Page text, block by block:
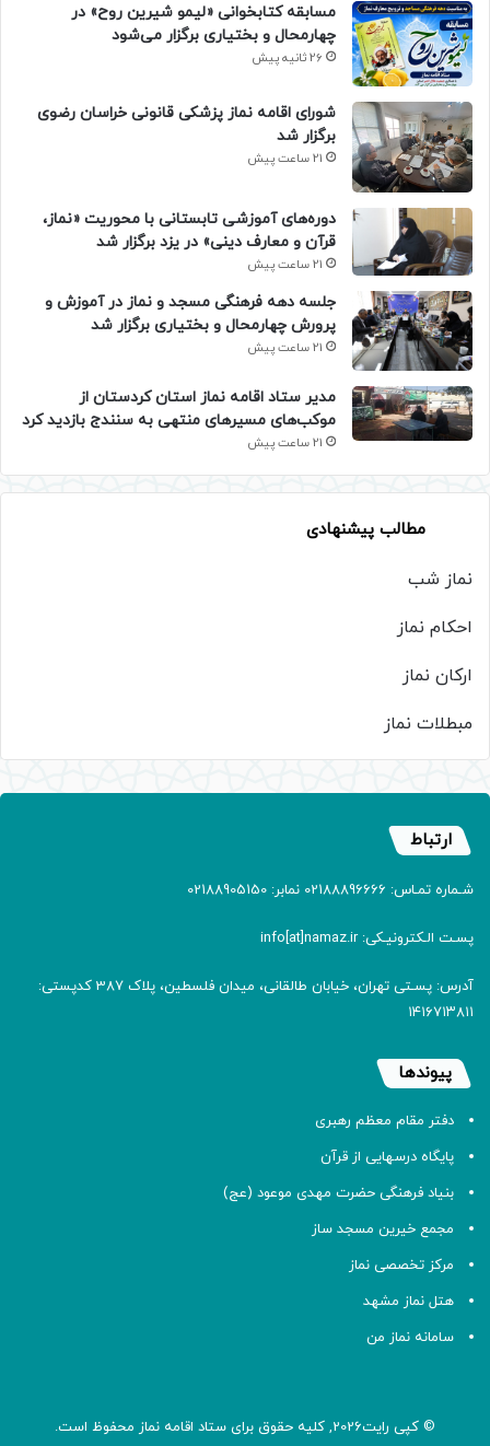
مسابقه کتابخوانی «لیمو شیرین روح» در
چهارمحال و بختیاری برگزار می‌شود
26 ثانیه پیش
شورای اقامه نماز پزشکی قانونی خراسان رضوی
برگزار شد
21 ساعت پیش
دوره‌های آموزشی تابستانی با محوریت «نماز،
قرآن و معارف دینی» در یزد برگزار شد
21 ساعت پیش
جلسه دهه فرهنگی مسجد و نماز در آموزش و
پرورش چهارمحال و بختیاری برگزار شد
21 ساعت پیش
مدیر ستاد اقامه نماز استان کردستان از
موکب‌های مسیرهای منتهی به سنندج بازدید کرد
21 ساعت پیش
مطالب پیشنهادی
نماز شب
احکام نماز
ارکان نماز
مبطلات نماز
ارتباط
شـماره تمـاس: 02188896666 نمابر: 02188905150
پسـت الـکترونیـکی: info[at]namaz.ir
آدرس: پسـتی تهران، خیابان طالقانی، میدان فلسطین، پلاک 387 کدپستی:
۱۴۱۶۷۱۳۸۱۱
پیوندها
دفتر مقام معظم رهبری
پایگاه درسهایی از قرآن
بنیاد فرهنگی حضرت مهدی موعود (عج)
مجمع خیرین مسجد ساز
مرکز تخصصی نماز
هتل نماز مشهد
سامانه نماز من
© کپی رایت2026, کلیه حقوق برای ستاد اقامه نماز محفوظ است.